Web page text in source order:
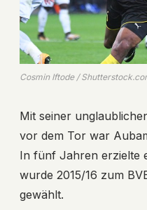
Cosmin Iftode /
Mit seiner
vor dem Tor war
In fünf Jahren erzielte
wurde 2015/16 zum
gewählt.